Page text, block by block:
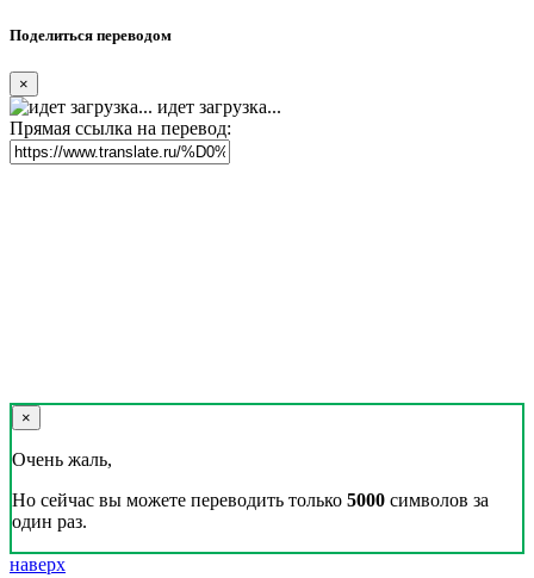
Поделиться переводом
×
идет загрузка...
Прямая ссылка на перевод:
×
Очень жаль,
Но сейчас вы можете переводить только 5000 символов за
один раз.
наверх